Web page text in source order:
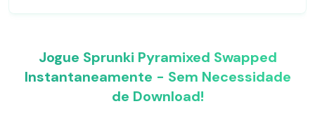
Jogue Sprunki Pyramixed Swapped
Instantaneamente - Sem Necessidade
de Download!